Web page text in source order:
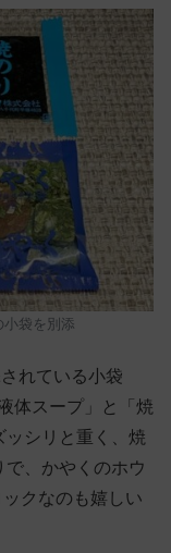
小袋を別添
れている小袋
体スープ」と「焼
ッシリと重く、焼
、かやくのホウ
クなのも嬉しい